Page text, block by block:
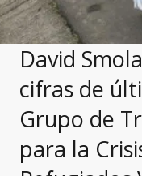
David
cifras de
Grupo de
para la